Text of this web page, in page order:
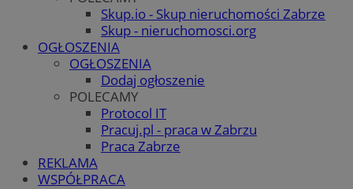
Skup.io - Skup nieruchomości Zabrze
Skup - nieruchomosci.org
OGŁOSZENIA
OGŁOSZENIA
Dodaj ogłoszenie
POLECAMY
Protocol IT
Pracuj.pl - praca w Zabrzu
Praca Zabrze
REKLAMA
WSPÓŁPRACA